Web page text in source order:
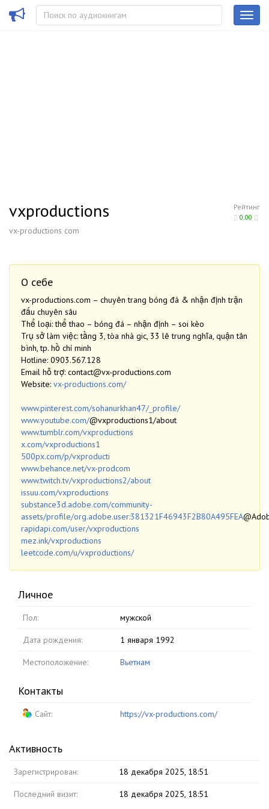
Рейтинг
0.00
vxproductions
vx-productions com
О себе
vx-productions.com – chuyên trang bóng đá & nhận định trận
đấu chuyên sâu
Thể loại: thể thao – bóng đá – nhận định – soi kèo
Trụ sở làm việc: tầng 3, tòa nhà gic, 33 lê trung nghĩa, quận tân
bình, tp. hồ chí minh
Hotline: 0903.567.128
Email hỗ trợ: contact@vx-productions.com
Website: vx-productions.com/
www.pinterest.com/sohanurkhan47/_profile/
www.youtube.com/@vxproductions1/about
www.tumblr.com/vxproductions
x.com/vxproductions1
500px.com/p/vxproducti
www.behance.net/vx-prodcom
www.twitch.tv/vxproductions2/about
issuu.com/vxproductions
substance3d.adobe.com/community-
assets/profile/org.adobe.user:381321F46943F2B80A495FEA
rapidapi.com/user/vxproductions
mez.ink/vxproductions
leetcode.com/u/vxproductions/
Личное
Пол: мужской
Дата рождения: 1 января 1992
Местоположение: Вьетнам
Контакты
Сайт: https://vx-productions.com/
Активность
Зарегистрирован: 18 декабря 2025, 18:51
Последний визит: 18 декабря 2025, 18:51